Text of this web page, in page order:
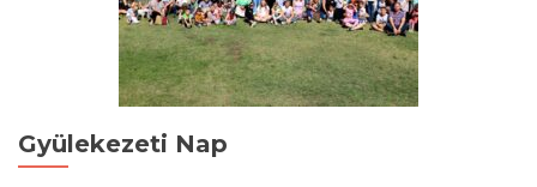
Gyülekezeti Nap